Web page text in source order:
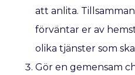
att anlita.
förväntar er av
olika tjänster som
Gör en gemensam